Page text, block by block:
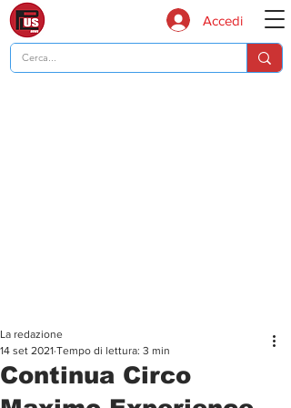
Accedi
Continua Circo
La redazione
14 set 2021 Tempo di lettura: 3 min